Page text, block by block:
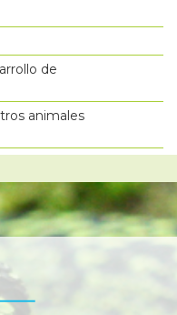
de
animales